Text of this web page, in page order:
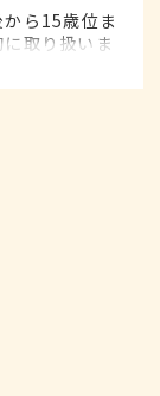
ら15歳位ま
取り扱いま